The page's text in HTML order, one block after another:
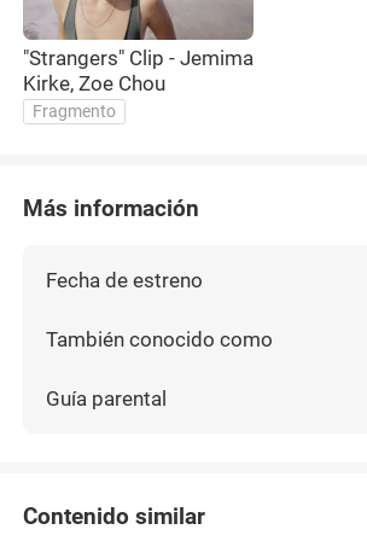
"Strangers" Clip - Jemima
Kirke, Zoe Chou
Fragmento
Más información
Fecha de estreno
También conocido como
Guía parental
Contenido similar